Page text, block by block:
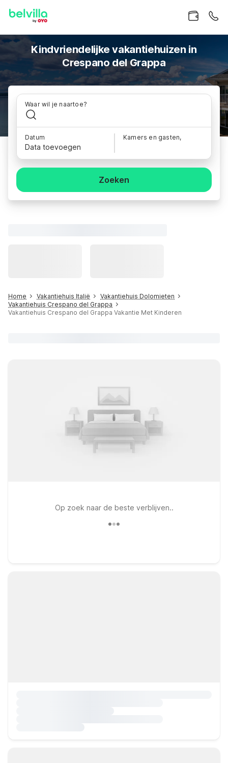
Kindvriendelijke vakantiehuizen in
Crespano del Grappa
Waar wil je naartoe?
Datum
Data toevoegen
Kamers en gasten,
Zoeken
Home Vakantiehuis Italië
Vakantiehuis Dolomieten
Vakantiehuis Crespano del Grappa
Vakantiehuis Crespano del Grappa Vakantie Met Kinderen
Op zoek naar de beste verblijven..